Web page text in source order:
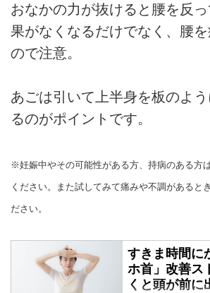
おなかの力が抜けると腰を反
果がなくなるだけでなく、腰を
ので注意。
あごは引いて上半身を板のよ
るのがポイントです。
※妊娠中やその可能性がある方、持病のある方
ください。また試してみて痛みや不調があると
ださい。
すきま時間に
ホ首」改善ス
くと頭が前に